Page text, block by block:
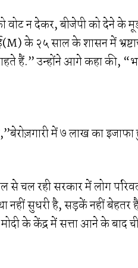
न देकर, बीजेपी को देने के
के २५ साल के शासन में
हैं.” उन्होंने आगे कहा की,
में ७ लाख का इजाफा
चल रही सरकार में लोग
नहीं सुधरी है, सड़कें नहीं
के केंद्र में सत्ता आने के बाद